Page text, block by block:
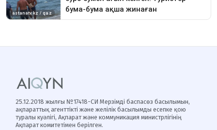
25.12.2018 жылғы №17418-СИ Мерзімді баспасөз басылымын,
ақпараттық агенттікті және желілік басылымды есепке қою
туралы куәлігі, Ақпарат және коммуникация министрлігінің
Ақпарат комитетімен берілген.